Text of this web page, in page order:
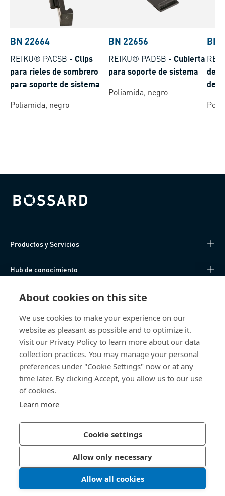
About cookies on this site
We use cookies to make your experience on our
website as pleasant as possible and to optimize it.
Visit our Privacy Policy to learn more about our data
collection practices. You may manage your personal
preferences under "Cookie Settings" now or at any
time later. By clicking Accept, you allow us to our use
of cookies.
Learn more
Cookie settings
Allow only necessary
Allow all cookies
BN 22664
REIKU® PACSB - Clips
para rieles de sombrero
para soporte de sistema
Poliamida, negro
BN 22656
REIKU® PADSB - Cubierta
para soporte de sistema
Poliamida, negro
BN
de
de
Bossard homepage
Productos y Servicios
Hub de conocimiento
Acceso Directo
Sobre nosotros
Bossard España
SC Trade Center
Av. de les Corts Catalanes, 8
08173 Sant Cugat del Vallès (Barcelona)